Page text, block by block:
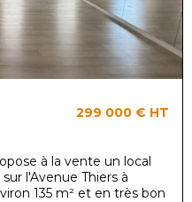
299 000 € HT
à la vente un local
l'Avenue Thiers à
135 m² et en très bon